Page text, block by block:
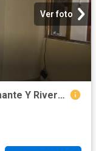
Ver foto
Casa en venta en Jose Luis Bustamante Y Rivero a S/716,100